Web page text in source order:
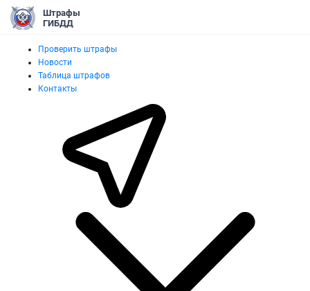
Штрафы
ГИБДД
Проверить штрафы
Новости
Таблица штрафов
Контакты